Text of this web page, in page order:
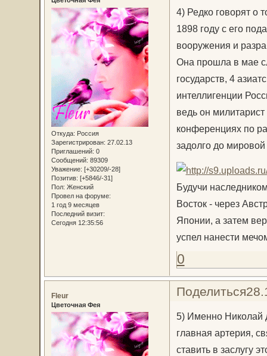
Откуда: Россия
Зарегистрирован: 27.02.13
Приглашений: 0
Сообщений: 89309
Уважение: [+30209/-28]
Позитив: [+5846/-31]
Пол: Женский
Провел на форуме:
1 год 9 месяцев
Последний визит:
Сегодня 12:35:56
4) Редко говорят о
1898 году с его
вооружения и
Она прошла в мае
государств, 4
интеллигенции
ведь он
конференциях по
задолго до
Будучи
Восток - через
Японии, а затем
успел нанести
0
Поделиться
Fleur
Цветочная Фея
5) Именно Николай
главная артерия,
ставить в заслугу